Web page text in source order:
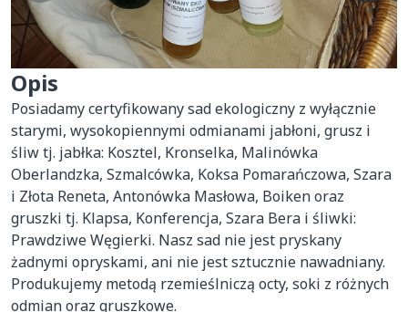
Opis
Posiadamy certyfikowany sad ekologiczny z wyłącznie
starymi, wysokopiennymi odmianami jabłoni, grusz i
śliw tj. jabłka: Kosztel, Kronselka, Malinówka
Oberlandzka, Szmalcówka, Koksa Pomarańczowa, Szara
i Złota Reneta, Antonówka Masłowa, Boiken oraz
gruszki tj. Klapsa, Konferencja, Szara Bera i śliwki:
Prawdziwe Węgierki. Nasz sad nie jest pryskany
żadnymi opryskami, ani nie jest sztucznie nawadniany.
Produkujemy metodą rzemieślniczą octy, soki z różnych
odmian oraz gruszkowe.